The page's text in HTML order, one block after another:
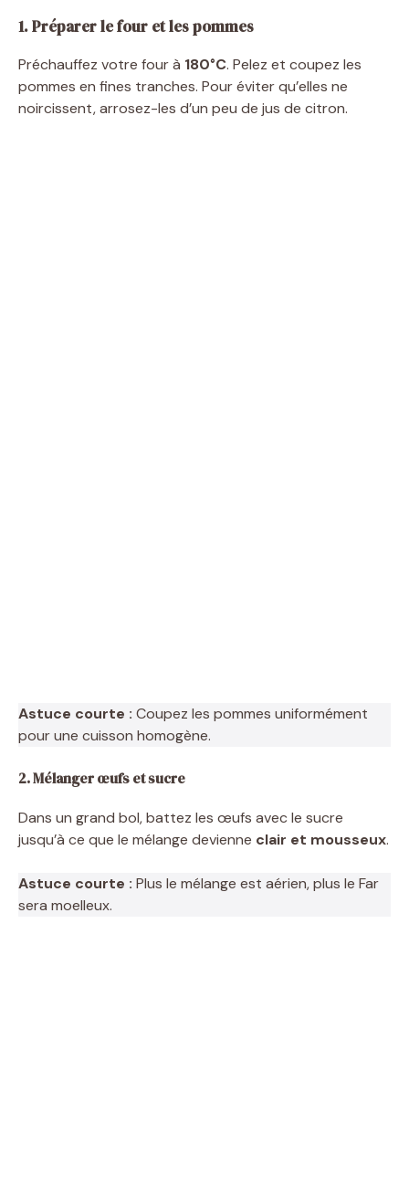
1. Préparer le four et les pommes
Préchauffez votre four à 180°C. Pelez et coupez les
pommes en fines tranches. Pour éviter qu’elles ne
noircissent, arrosez-les d’un peu de jus de citron.
Astuce courte : Coupez les pommes uniformément
pour une cuisson homogène.
2. Mélanger œufs et sucre
Dans un grand bol, battez les œufs avec le sucre
jusqu’à ce que le mélange devienne clair et mousseux.
Astuce courte : Plus le mélange est aérien, plus le Far
sera moelleux.